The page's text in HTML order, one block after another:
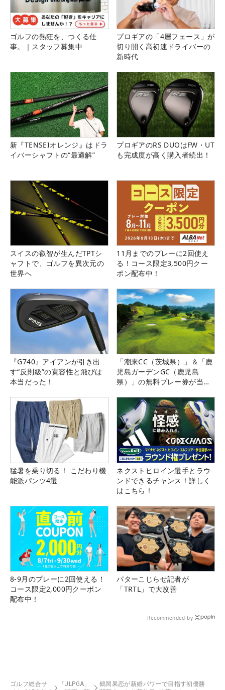
ゴルフの熱狂を、つくる仕
事。｜スタッフ募集中
プロギアの「4層フェース」が
切り開く高初速ドライバーの
新時代
新『TENSEIオレンジ』はドラ
イバーシャフトの“最適解”
プロギアのRS DUOはFW・UT
も完成度が高く購入者続出！
スイスの叡智が生んだTPTシ
ャフトで、ゴルフを異次元の
世界へ
11月までのプレーに2回使え
る！コース限定3,500円クー
ポン配布中！
『G740』アイアンが引き出
す“反則級”の寛容性と飛びは
本当だった！
「潮来CC（茨城県）」＆「鹿
児島ガーデンGC（鹿児島
県）」の無料プレー券が当た
猛暑を乗り切る！ こだわり機
能派パンツ4選
ネクストヒロイン選手とラウ
ンドできるチャンス！詳しく
はこちら！
8-9月のプレーに2回使える！
コース限定2,000円クーポン
配布中！
パターこじらせ記者が
「TRTL」で大改善
Recommended by
ゴルフ総合サ
「JLPGA」
鶴岡果恋が新婚パワーで目指す初優勝